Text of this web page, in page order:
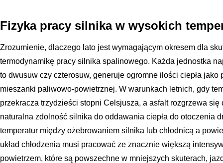
Fizyka pracy silnika w wysokich
Zrozumienie, dlaczego lato jest wymagającym okresem dla
termodynamikę pracy silnika spalinowego. Każda jednostka
to dwusuw czy czterosuw, generuje ogromne ilości ciepła
mieszanki paliwowo-powietrznej. W warunkach letnich, gdy
przekracza trzydzieści stopni Celsjusza, a asfalt rozgrzewa
naturalna zdolność silnika do oddawania ciepła do otoczenia
temperatur między ożebrowaniem silnika lub chłodnicą a
układ chłodzenia musi pracować ze znacznie większą
powietrzem, które są powszechne w mniejszych skuterach,